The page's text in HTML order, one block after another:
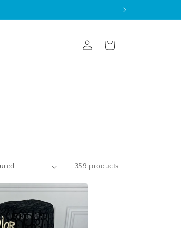
in
Cart
359 products